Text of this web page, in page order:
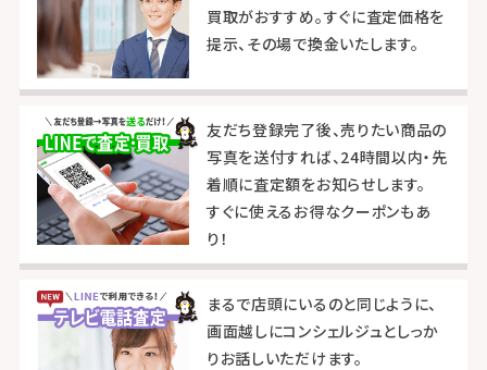
買取がおすすめ。すぐに査定価格を
提示、その場で換金いたします。
友だち登録完了後、売りたい商品の
写真を送付すれば、24時間以内・先
着順に査定額をお知らせします。
すぐに使えるお得なクーポンもあ
り！
まるで店頭にいるのと同じように、
画面越しにコンシェルジュとしっか
りお話しいただけます。